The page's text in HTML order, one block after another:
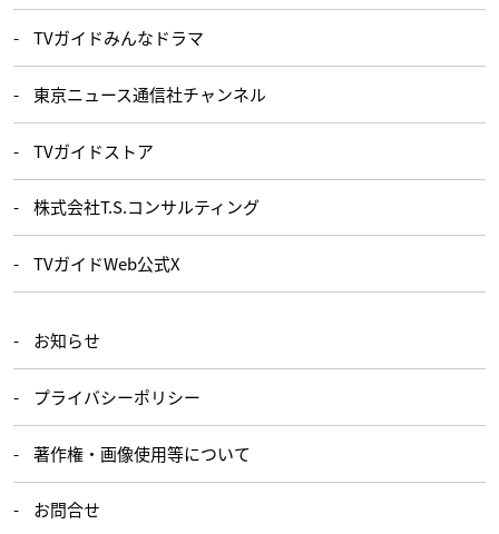
TVガイドみんなドラマ
東京ニュース通信社チャンネル
TVガイドストア
株式会社T.S.コンサルティング
TVガイドWeb公式X
お知らせ
プライバシーポリシー
著作権・画像使用等について
お問合せ